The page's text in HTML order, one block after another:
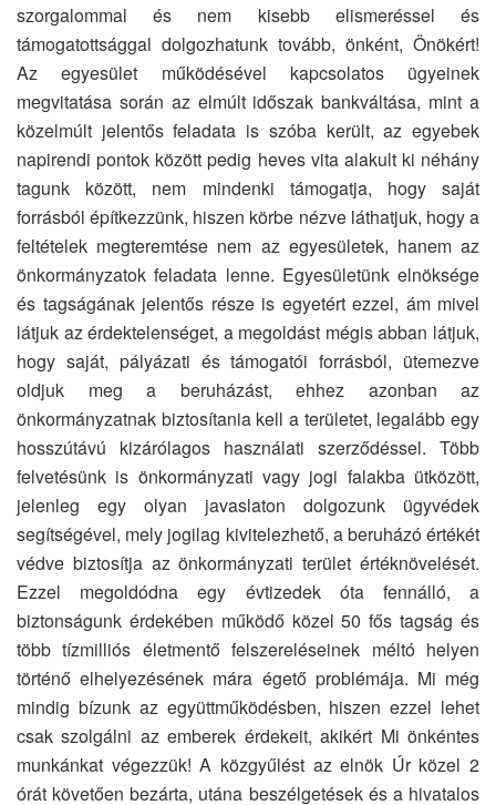
szorgalommal és nem kisebb elismeréssel és
támogatottsággal dolgozhatunk tovább, önként, Önökért!
Az egyesület működésével kapcsolatos ügyeinek
megvitatása során az elmúlt időszak bankváltása, mint a
közelmúlt jelentős feladata is szóba került, az egyebek
napirendi pontok között pedig heves vita alakult ki néhány
tagunk között, nem mindenki támogatja, hogy saját
forrásból építkezzünk, hiszen körbe nézve láthatjuk, hogy a
feltételek megteremtése nem az egyesületek, hanem az
önkormányzatok feladata lenne. Egyesületünk elnöksége
és tagságának jelentős része is egyetért ezzel, ám mivel
látjuk az érdektelenséget, a megoldást mégis abban látjuk,
hogy saját, pályázati és támogatói forrásból, ütemezve
oldjuk meg a beruházást, ehhez azonban az
önkormányzatnak biztosítania kell a területet, legalább egy
hosszútávú kizárólagos használati szerződéssel. Több
felvetésünk is önkormányzati vagy jogi falakba ütközött,
jelenleg egy olyan javaslaton dolgozunk ügyvédek
segítségével, mely jogilag kivitelezhető, a beruházó értékét
védve biztosítja az önkormányzati terület értéknövelését.
Ezzel megoldódna egy évtizedek óta fennálló, a
biztonságunk érdekében működő közel 50 fős tagság és
több tízmilliós életmentő felszereléseinek méltó helyen
történő elhelyezésének mára égető problémája. Mi még
mindig bízunk az együttműködésben, hiszen ezzel lehet
csak szolgálni az emberek érdekeit, akikért Mi önkéntes
munkánkat végezzük! A közgyűlést az elnök Úr közel 2
órát követően bezárta, utána beszélgetések és a hivatalos